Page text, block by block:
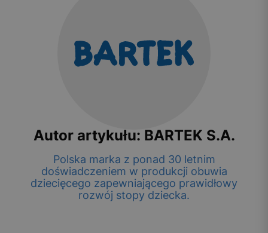
Autor artykułu: BARTEK S.A.
Polska marka z ponad 30 letnim
doświadczeniem w produkcji obuwia
dziecięcego zapewniającego prawidłowy
rozwój stopy dziecka.